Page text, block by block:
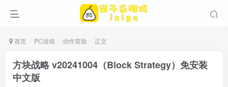
首页 PC游戏 动作冒险 正文
方块战略 v20241004（Block Strategy）免安装
中文版